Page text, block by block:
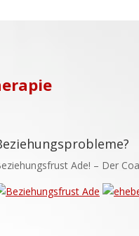
Ade! – Der